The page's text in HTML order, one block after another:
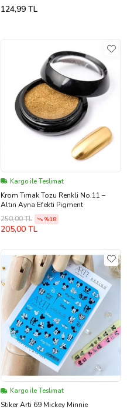
124,99 TL
Kargo ile Teslimat
Krom Tırnak Tozu Renkli No.11 –
Altın Ayna Efekti Pigment
250,00 TL
%18
205,00 TL
Kargo ile Teslimat
Stiker Arti 69 Mickey Minnie